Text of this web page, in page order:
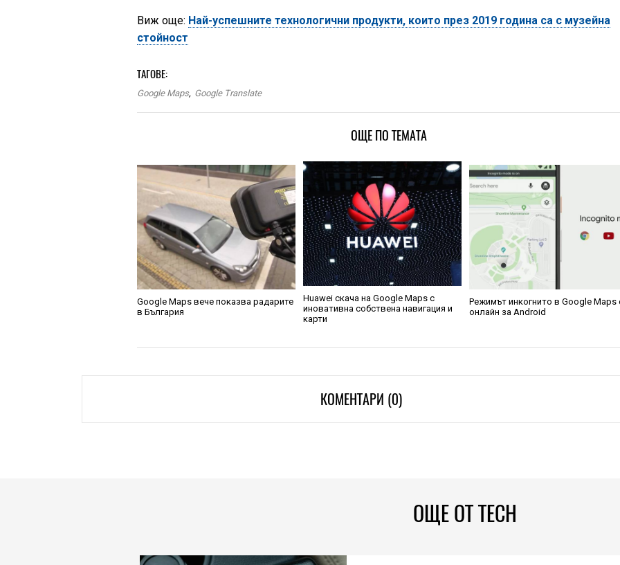
Bиж още: Най-успешните технологични продукти, които през 2019 година са с музейна
стойност
ТАГОВЕ:
Google Maps, Google Translate
ОЩЕ ПО ТЕМАТА
Google Maps вече показва радарите
в България
Huawei скача на Google Maps с
иновативна собствена навигация и
карти
Режимът инкогнито в Google Maps
онлайн за Android
КОМЕНТАРИ (0)
ОЩЕ ОТ TECH